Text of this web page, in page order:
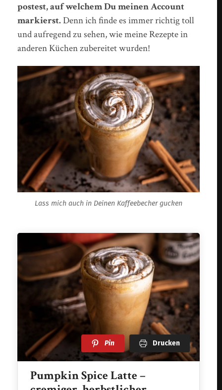
postest, auf welchem Du meinen Account
markierst.Denn ich finde es immer richtig toll
und aufregend zu sehen, wie meine Rezepte in
anderen Küchen zubereitet wurden!
Lass mich auch in Deinen Kaffeebecher gucken
Pin Drucken
Pumpkin Spice Latte –